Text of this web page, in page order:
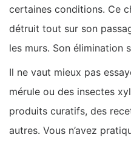
certaines conditions. Ce
détruit tout sur son
les murs. Son élimination
Il ne vaut mieux pas
mérule ou des insectes
produits curatifs, des
autres. Vous n’avez